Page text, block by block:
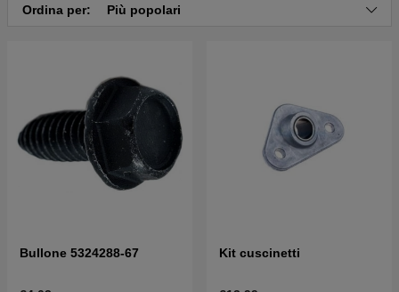
Ordina per: Più popolari
Bullone 5324288-67 Kit cuscinetti